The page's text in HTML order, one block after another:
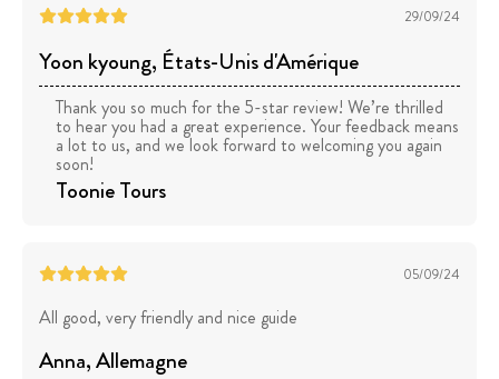
29/09/24
Yoon kyoung, États-Unis d'Amérique
Thank you so much for the 5-star review! We’re thrilled
to hear you had a great experience. Your feedback means
a lot to us, and we look forward to welcoming you again
soon!
Toonie Tours
05/09/24
All good, very friendly and nice guide
Anna, Allemagne